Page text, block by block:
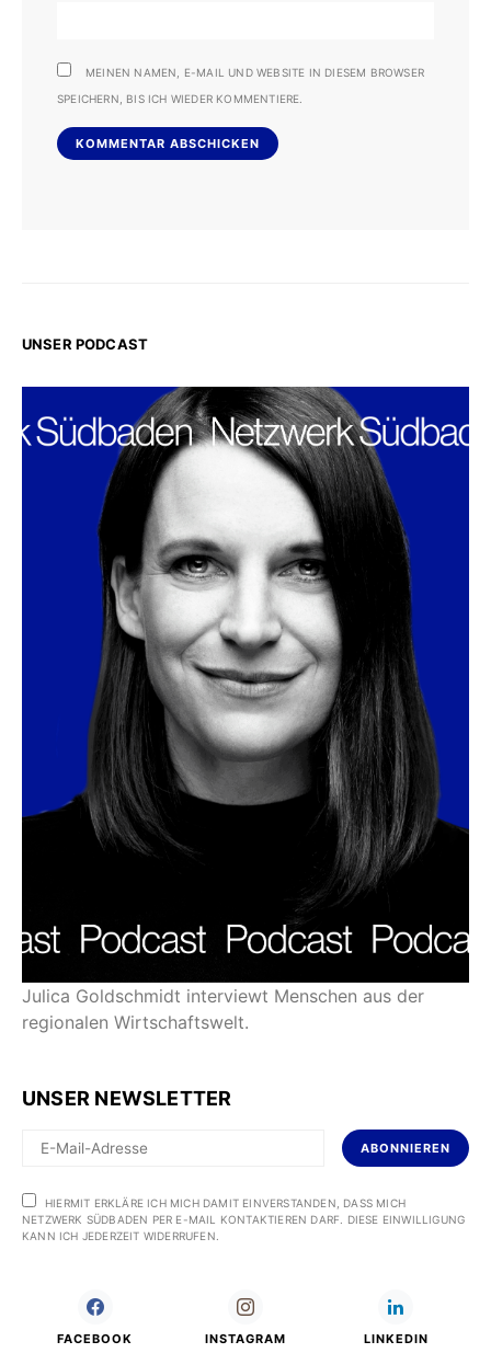
MEINEN NAMEN, E-MAIL UND WEBSITE IN DIESEM BROWSER
SPEICHERN, BIS ICH WIEDER KOMMENTIERE.
UNSER PODCAST
Julica Goldschmidt interviewt Menschen aus der
regionalen Wirtschaftswelt.
UNSER NEWSLETTER
ABONNIEREN
HIERMIT ERKLÄRE ICH MICH DAMIT EINVERSTANDEN, DASS MICH
NETZWERK SÜDBADEN PER E-MAIL KONTAKTIEREN DARF. DIESE EINWILLIGUNG
KANN ICH JEDERZEIT WIDERRUFEN.
FACEBOOK INSTAGRAM LINKEDIN